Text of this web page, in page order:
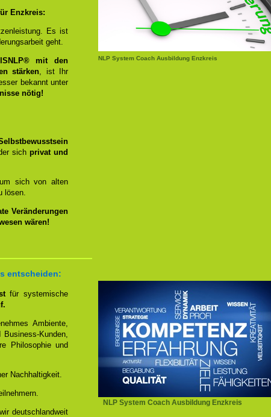
NLP System Coach Ausbildung Enzkreis
Enzkreis:
Es ist
geht.
mit den
stärken, ist Ihr
bekannt unter
nötig!
sichprivat und
sich von alten
lösen.
Veränderungen
wären!
entscheiden:
NLP System Coach Ausbildung Enzkreis
für systemische
Ambiente,
Kunden,
Philosophie und
Nachhaltigkeit.
deutschlandweit